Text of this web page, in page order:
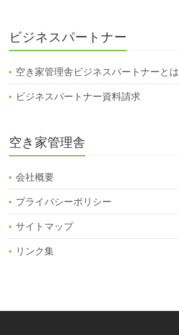
ビジネスパートナー
空き家管理舎ビジネスパートナーとは
ビジネスパートナー資料請求
空き家管理舎
会社概要
プライバシーポリシー
サイトマップ
リンク集